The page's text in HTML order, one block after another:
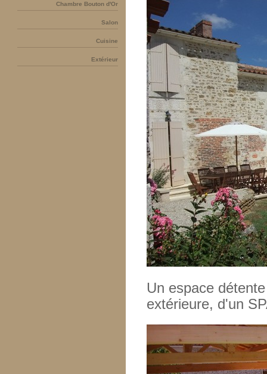
Un espace
extérieure, d'un
Chambre Bouton d'Or
Salon
Cuisine
Extérieur